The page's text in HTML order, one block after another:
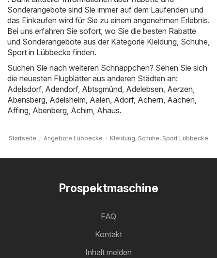
Sonderangebote sind Sie immer auf dem Laufenden und
das Einkaufen wird für Sie zu einem angenehmen Erlebnis.
Bei uns erfahren Sie sofort, wo Sie die besten Rabatte
und Sonderangebote aus der Kategorie Kleidung, Schuhe,
Sport in Lübbecke finden.
Suchen Sie nach weiteren Schnäppchen? Sehen Sie sich
die neuesten Flugblätter aus anderen Städten an:
Adelsdorf, Adendorf, Abtsgmünd, Adelebsen, Aerzen,
Abensberg, Adelsheim, Aalen, Adorf, Achern, Aachen,
Affing, Abenberg, Achim, Ahaus.
Startseite Angebote Lübbecke Kleidung, Schuhe, Sport Lübbecke
Prospektmaschine
FAQ
Kontakt
Inhalt melden